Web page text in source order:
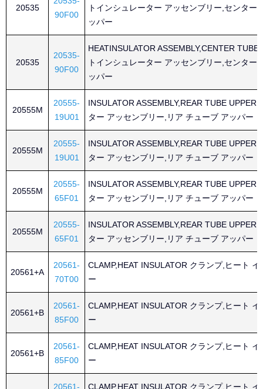
20535
90F00
トインシュレーター アッセンブリー,センター
ッパー
20535
20535-
90F00
HEATINSULATOR ASSEMBLY,CENTER TUBE
トインシュレーター アッセンブリー,センター
ッパー
20555M
20555-
19U01
INSULATOR ASSEMBLY,REAR TUBE UPPER
ター アッセンブリー,リア チューブ アッパー
20555M
20555-
19U01
INSULATOR ASSEMBLY,REAR TUBE UPPER
ター アッセンブリー,リア チューブ アッパー
20555M
20555-
65F01
INSULATOR ASSEMBLY,REAR TUBE UPPER
ター アッセンブリー,リア チューブ アッパー
20555M
20555-
65F01
INSULATOR ASSEMBLY,REAR TUBE UPPER
ター アッセンブリー,リア チューブ アッパー
20561+A
20561-
70T00
CLAMP,HEAT INSULATOR クランプ,ヒート
ー
20561+B
20561-
85F00
CLAMP,HEAT INSULATOR クランプ,ヒート
ー
20561+B
20561-
85F00
CLAMP,HEAT INSULATOR クランプ,ヒート
ー
20561-
CLAMP,HEAT INSULATOR クランプ,ヒート